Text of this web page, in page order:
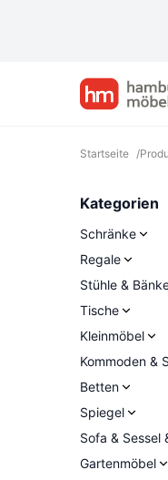
Startseite /
Kategorien
Schränke
Regale
Stühle &
Tische
Kleinmöbel
Kommoden &
Betten
Spiegel
Sofa & Sessel
Gartenmöbel